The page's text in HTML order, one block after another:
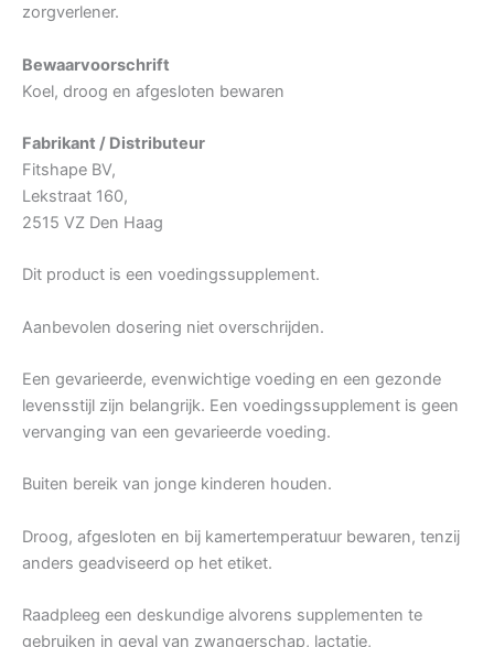
zorgverlener.
Bewaarvoorschrift
Koel, droog en afgesloten bewaren
Fabrikant / Distributeur
Fitshape BV,
Lekstraat 160,
2515 VZ Den Haag
Dit product is een voedingssupplement.
Aanbevolen dosering niet overschrijden.
Een gevarieerde, evenwichtige voeding en een gezonde
levensstijl zijn belangrijk. Een voedingssupplement is geen
vervanging van een gevarieerde voeding.
Buiten bereik van jonge kinderen houden.
Droog, afgesloten en bij kamertemperatuur bewaren, tenzij
anders geadviseerd op het etiket.
Raadpleeg een deskundige alvorens supplementen te
gebruiken in geval van zwangerschap, lactatie,